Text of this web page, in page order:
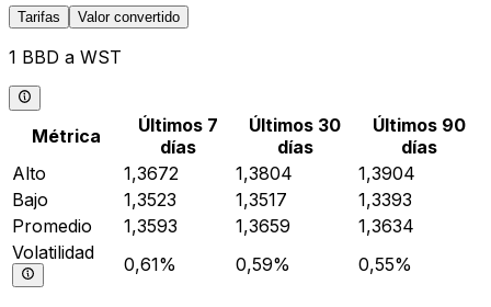
Tarifas Valor convertido
1 BBD a WST
Métrica
Últimos 7
días
Últimos 30
días
Últimos 90
días
Alto
1,3672 1,3804
1,3904
Bajo
1,3523 1,3517
1,3393
Promedio
1,3593 1,3659
1,3634
Volatilidad
0,61% 0,59% 0,55%